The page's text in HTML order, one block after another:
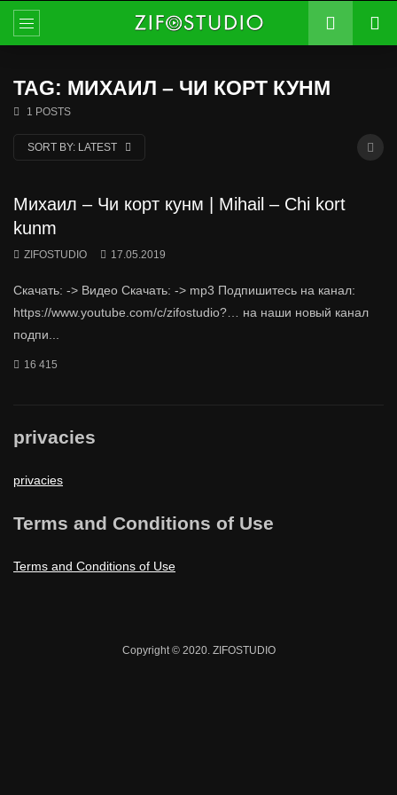
TAG: МИХАИЛ – ЧИ КОРТ КУНМ
1 POSTS
SORT BY: LATEST
Михаил – Чи корт кунм | Mihail – Chi kort
kunm
ZIFOSTUDIO 17.05.2019
Скачать: -> Видео Скачать: -> mp3 Подпишитесь на канал:
https://www.youtube.com/c/zifostudio?… на наши новый канал
подпи...
16 415
privacies
privacies
Terms and Conditions of Use
Terms and Conditions of Use
Copyright © 2020. ZIFOSTUDIO